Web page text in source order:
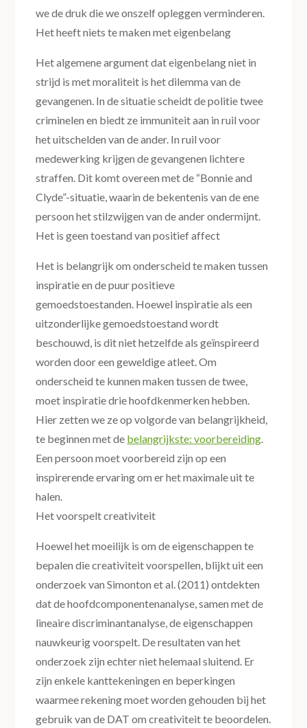
we de druk die we onszelf opleggen verminderen.
Het heeft niets te maken met eigenbelang
Het algemene argument dat eigenbelang niet in
strijd is met moraliteit is het dilemma van de
gevangenen. In de situatie scheidt de politie twee
criminelen en biedt ze immuniteit aan in ruil voor
het uitschelden van de ander. In ruil voor
medewerking krijgen de gevangenen lichtere
straffen. Dit komt overeen met de “Bonnie and
Clyde”-situatie, waarin de bekentenis van de ene
persoon het stilzwijgen van de ander ondermijnt.
Het is geen toestand van positief affect
Het is belangrijk om onderscheid te maken tussen
inspiratie en de puur positieve
gemoedstoestanden. Hoewel inspiratie als een
uitzonderlijke gemoedstoestand wordt
beschouwd, is dit niet hetzelfde als geïnspireerd
worden door een geweldige atleet. Om
onderscheid te kunnen maken tussen de twee,
moet inspiratie drie hoofdkenmerken hebben.
Hier zetten we ze op volgorde van belangrijkheid,
te beginnen met de belangrijkste: voorbereiding
Een persoon moet voorbereid zijn op een
inspirerende ervaring om er het maximale uit te
halen.
Het voorspelt creativiteit
Hoewel het moeilijk is om de eigenschappen te
bepalen die creativiteit voorspellen, blijkt uit een
onderzoek van Simonton et al. (2011) ontdekten
dat de hoofdcomponentenanalyse, samen met de
lineaire discriminantanalyse, de eigenschappen
nauwkeurig voorspelt. De resultaten van het
onderzoek zijn echter niet helemaal sluitend. Er
zijn enkele kanttekeningen en beperkingen
waarmee rekening moet worden gehouden bij het
gebruik van de DAT om creativiteit te beoordelen.